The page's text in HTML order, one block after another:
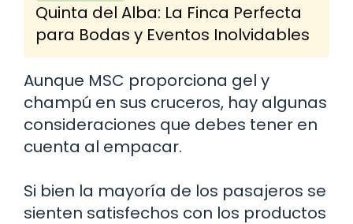
Quinta del Alba: La Finca Perfecta
para Bodas y Eventos Inolvidables
Aunque MSC proporciona gel y
champú en sus cruceros, hay algunas
consideraciones que debes tener en
cuenta al empacar.
Si bien la mayoría de los pasajeros se
sienten satisfechos con los productos